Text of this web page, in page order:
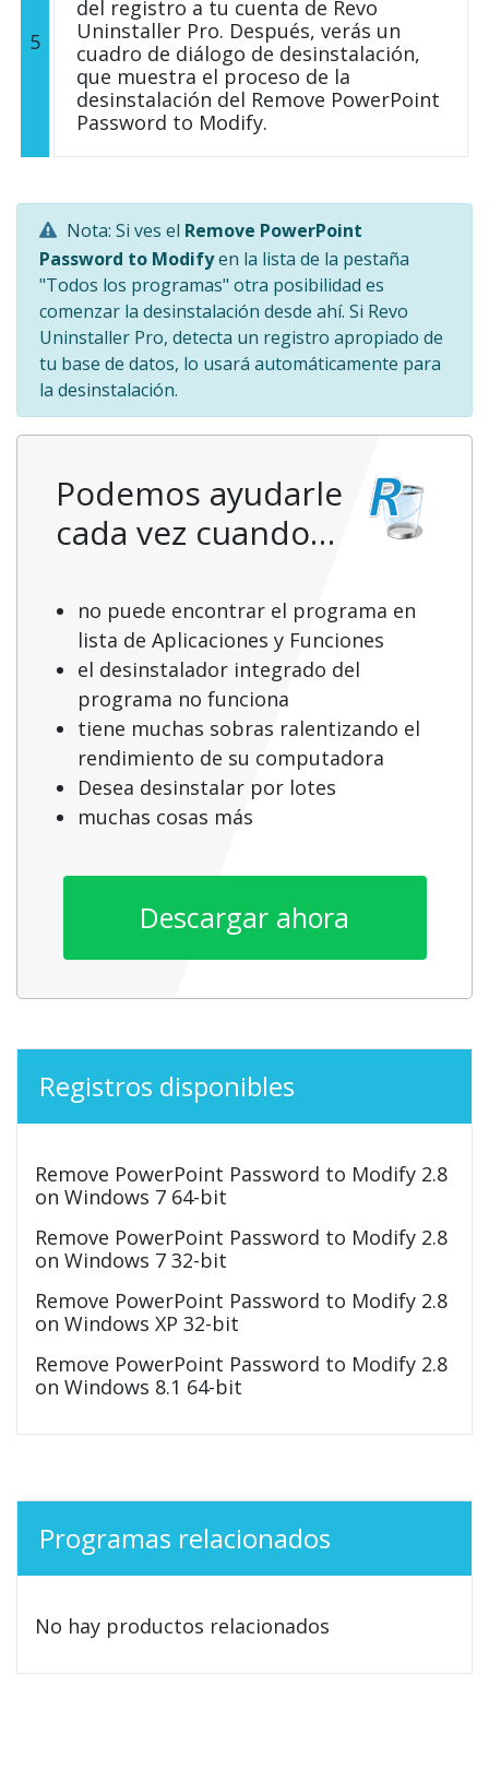
5
del registro a tu cuenta de Revo
Uninstaller Pro. Después, verás un
cuadro de diálogo de desinstalación,
que muestra el proceso de la
desinstalación del Remove PowerPoint
Password to Modify.
Nota: Si ves el Remove PowerPoint
Password to Modifyen la lista de la pestaña
"Todos los programas" otra posibilidad es
comenzar la desinstalación desde ahí. Si Revo
Uninstaller Pro, detecta un registro apropiado de
tu base de datos, lo usará automáticamente para
la desinstalación.
Podemos ayudarle
cada vez cuando…
no puede encontrar el programa en
lista de Aplicaciones y Funciones
el desinstalador integrado del
programa no funciona
tiene muchas sobras ralentizando el
rendimiento de su computadora
Desea desinstalar por lotes
muchas cosas más
Descargar ahora
Registros disponibles
Remove PowerPoint Password to Modify 2.8
on Windows 7 64-bit
Remove PowerPoint Password to Modify 2.8
on Windows 7 32-bit
Remove PowerPoint Password to Modify 2.8
on Windows XP 32-bit
Remove PowerPoint Password to Modify 2.8
on Windows 8.1 64-bit
Programas relacionados
No hay productos relacionados